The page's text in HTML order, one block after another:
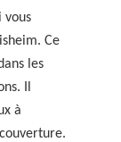
vous
Ce
les
Il
à